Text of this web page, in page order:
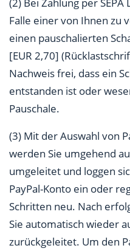
Falle einer von Ihnen zu
einen pauschalierten
[EUR 2,70]
Nachweis frei, dass ein
entstanden ist oder
Pauschale.
(3) Mit der Auswahl von
werden Sie umgehend
umgeleitet und loggen
PayPal-Konto ein oder
Schritten neu. Nach
Sie automatisch wieder
zurückgeleitet. Um den